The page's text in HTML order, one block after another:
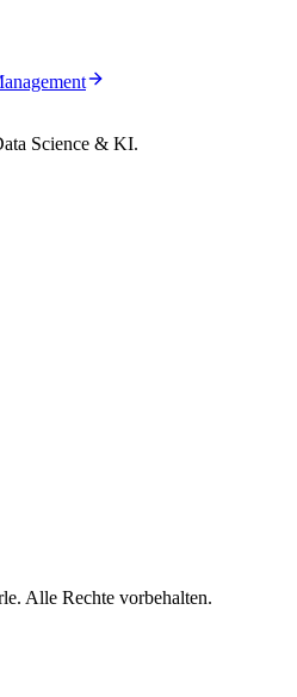
Science & KI.
Alle Rechte vorbehalten.